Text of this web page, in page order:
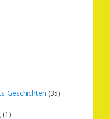
Geschichten (35)
(1)